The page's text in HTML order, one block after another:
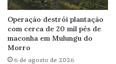
Operação destrói plantação
com cerca de 20 mil pés de
maconha em Mulungu do
Morro
6 de agosto de 2026